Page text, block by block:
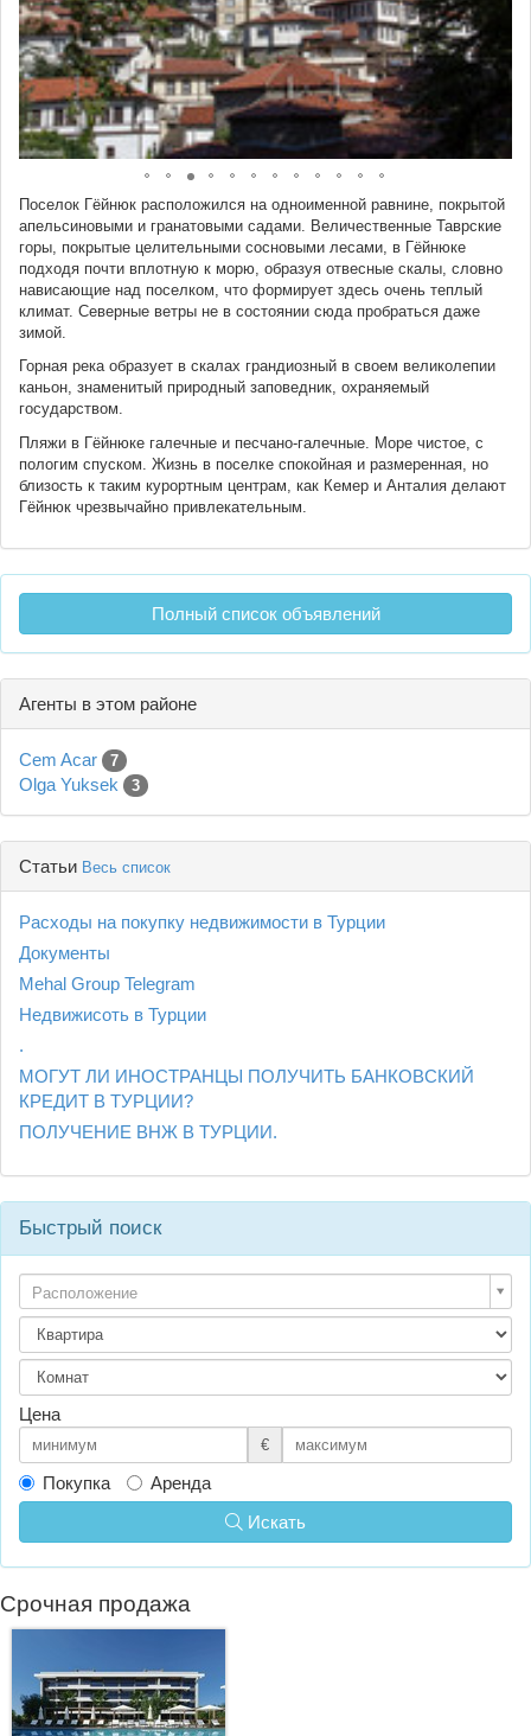
Поселок Гёйнюк расположился на одноименной равнине, покрытой
апельсиновыми и гранатовыми садами. Величественные Таврские
горы, покрытые целительными сосновыми лесами, в Гёйнюке
подходя почти вплотную к морю, образуя отвесные скалы, словно
нависающие над поселком, что формирует здесь очень теплый
климат. Северные ветры не в состоянии сюда пробраться даже
зимой.
Горная река образует в скалах грандиозный в своем великолепии
каньон, знаменитый природный заповедник, охраняемый
государством.
Пляжи в Гёйнюке галечные и песчано-галечные. Море чистое, с
пологим спуском. Жизнь в поселке спокойная и размеренная, но
близость к таким курортным центрам, как Кемер и Анталия делают
Гёйнюк чрезвычайно привлекательным.
Полный список объявлений
Агенты в этом районе
Cem Acar 7
Olga Yuksek 3
Статьи Весь список
Расходы на покупку недвижимости в Турции
Документы
Mehal Group Telegram
Недвижисоть в Турции
.
МОГУТ ЛИ ИНОСТРАНЦЫ ПОЛУЧИТЬ БАНКОВСКИЙ
КРЕДИТ В ТУРЦИИ?
ПОЛУЧЕНИЕ ВНЖ В ТУРЦИИ.
Быстрый поиск
Расположение
Цена
€
Покупка
Аренда
Искать
Срочная продажа